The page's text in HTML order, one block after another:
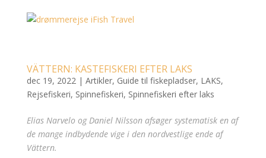
VÄTTERN: KASTEFISKERI EFTER LAKS
dec 19, 2022| Artikler, Guide til fiskepladser, LAKS,
Rejsefiskeri, Spinnefiskeri, Spinnefiskeri efter laks
Elias Narvelo og Daniel Nilsson afsøger systematisk en af
de mange indbydende vige i den nordvestlige ende af
Vättern.